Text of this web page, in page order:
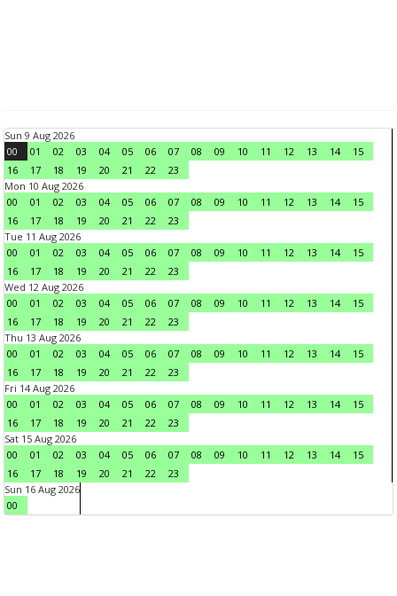
Sun 9 Aug 2026
00
01 02 03 04 05 06 07 08 09 10 11 12 13 14
15
16
17 18 19 20 21 22
23
Mon 10 Aug 2026
00
01 02 03 04 05 06 07 08 09 10 11 12 13 14
15
16
17 18 19 20 21 22
23
Tue 11 Aug 2026
00
01 02 03 04 05 06 07 08 09 10 11 12 13 14
15
16
17 18 19 20 21 22
23
Wed 12 Aug 2026
00
01 02 03 04 05 06 07 08 09 10 11 12 13 14
15
16
17 18 19 20 21 22
23
Thu 13 Aug 2026
00
01 02 03 04 05 06 07 08 09 10 11 12 13 14
15
16
17 18 19 20 21 22
23
Fri 14 Aug 2026
00
01 02 03 04 05 06 07 08 09 10 11 12 13 14
15
16
17 18 19 20 21 22
23
Sat 15 Aug 2026
00
01 02 03 04 05 06 07 08 09 10 11 12 13 14
15
16
17 18 19 20 21 22
23
Sun 16 Aug 2026
00